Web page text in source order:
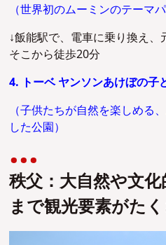
（世界初のムーミンのテーマパ
↓飯能駅で、電車に乗り換え、
そこから徒歩20分
4. トーベ ヤンソンあけぼの子
（子供たちが自然を楽しめる
した公園）
秩父：大自然や文
まで観光要素がたく